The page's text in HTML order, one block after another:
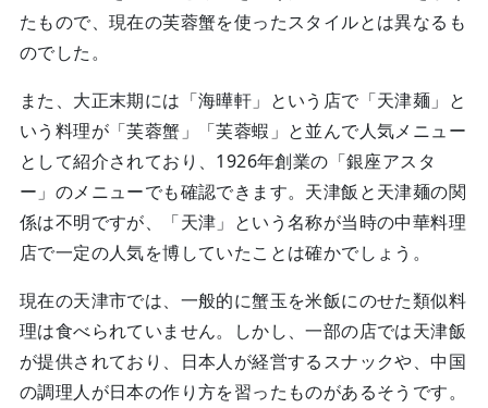
たもので、現在の芙蓉蟹を使ったスタイルとは異なるも
のでした。
また、大正末期には「海曄軒」という店で「天津麺」と
いう料理が「芙蓉蟹」「芙蓉蝦」と並んで人気メニュー
として紹介されており、1926年創業の「銀座アスタ
ー」のメニューでも確認できます。天津飯と天津麺の関
係は不明ですが、「天津」という名称が当時の中華料理
店で一定の人気を博していたことは確かでしょう。
現在の天津市では、一般的に蟹玉を米飯にのせた類似料
理は食べられていません。しかし、一部の店では天津飯
が提供されており、日本人が経営するスナックや、中国
の調理人が日本の作り方を習ったものがあるそうです。